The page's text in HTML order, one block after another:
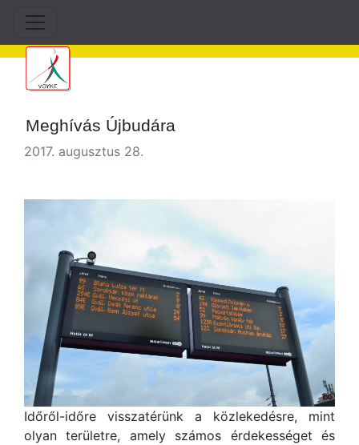
Meghívás Újbudára
2017. augusztus 28.
Időről-időre visszatérünk a közlekedésre, mint
olyan területre, amely számos érdekességet és